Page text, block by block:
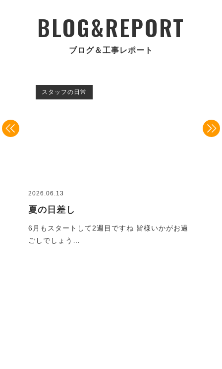
BLOG&REPORT
ブログ＆工事レポート
スタッフの日常
2026.06.13
夏の日差し
6月もスタートして2週目ですね 皆様いかがお過
ごしでしょう…